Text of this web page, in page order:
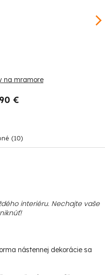
na mramore
€
(10)
interiéru. Nechajte vaše
nástennej dekorácie sa